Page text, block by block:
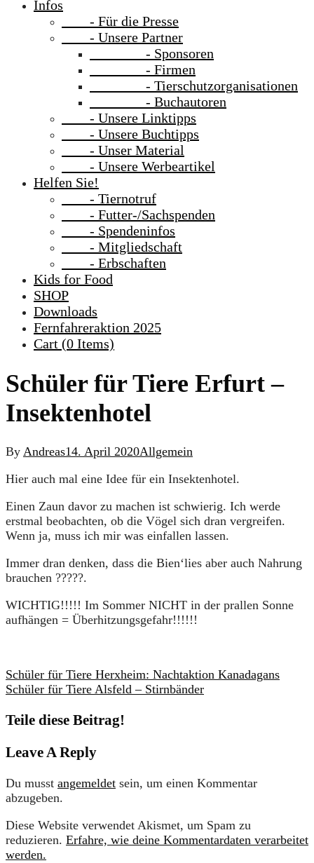
Infos
- Für die Presse
- Unsere Partner
- Sponsoren
- Firmen
- Tierschutzorganisationen
- Buchautoren
- Unsere Linktipps
- Unsere Buchtipps
- Unser Material
- Unsere Werbeartikel
Helfen Sie!
- Tiernotruf
- Futter-/Sachspenden
- Spendeninfos
- Mitgliedschaft
- Erbschaften
Kids for Food
SHOP
Downloads
Fernfahreraktion 2025
Cart (0 Items)
Schüler für Tiere Erfurt –
Insektenhotel
By Andreas14. April 2020Allgemein
Hier auch mal eine Idee für ein Insektenhotel.
Einen Zaun davor zu machen ist schwierig. Ich werde
erstmal beobachten, ob die Vögel sich dran vergreifen.
Wenn ja, muss ich mir was einfallen lassen.
Immer dran denken, dass die Bien‘lies aber auch Nahrung
brauchen ?????.
WICHTIG!!!!! Im Sommer NICHT in der prallen Sonne
aufhängen = Überhitzungsgefahr!!!!!!
Schüler für Tiere Herxheim: Nachtaktion Kanadagans
Schüler für Tiere Alsfeld – Stirnbänder
Teile diese Beitrag!
Leave A Reply
Du musst angemeldet sein, um einen Kommentar
abzugeben.
Diese Website verwendet Akismet, um Spam zu
reduzieren. Erfahre, wie deine Kommentardaten verarbeitet
werden.